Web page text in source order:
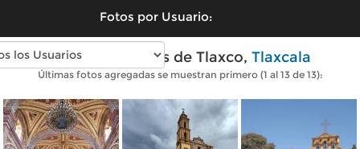
Fotos por Usuario:
Fotos modernas de Tlaxco, Tlaxcala
Últimas fotos agregadas se muestran primero (1 al 13 de 13):